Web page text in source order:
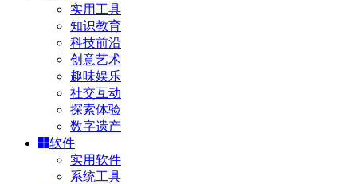
实用工具
知识教育
科技前沿
创意艺术
趣味娱乐
社交互动
探索体验
数字遗产
软件
实用软件
系统工具